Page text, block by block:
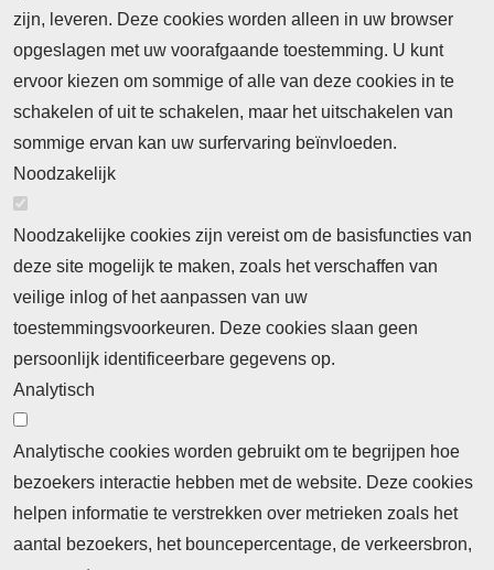
zijn, leveren. Deze cookies worden alleen in uw browser
opgeslagen met uw voorafgaande toestemming. U kunt
ervoor kiezen om sommige of alle van deze cookies in te
schakelen of uit te schakelen, maar het uitschakelen van
sommige ervan kan uw surfervaring beïnvloeden.
Noodzakelijk
Noodzakelijke cookies zijn vereist om de basisfuncties van
deze site mogelijk te maken, zoals het verschaffen van
veilige inlog of het aanpassen van uw
toestemmingsvoorkeuren. Deze cookies slaan geen
persoonlijk identificeerbare gegevens op.
Analytisch
Analytische cookies worden gebruikt om te begrijpen hoe
bezoekers interactie hebben met de website. Deze cookies
helpen informatie te verstrekken over metrieken zoals het
aantal bezoekers, het bouncepercentage, de verkeersbron,
Neem contact op
Algemene Leveringsvoorwaarden
Cookieverklaring
Privacyverklaring
Abonnementinformatie Inlogprocedure
Nieuws
Laatste nieuws
Meld u aan voor onze nieuwsbrief
Ontvang 2 keer per maand de nieuwsbrief met
persberichten, actualiteiten, nieuws en personalia uit het
beroepsonderwijs.